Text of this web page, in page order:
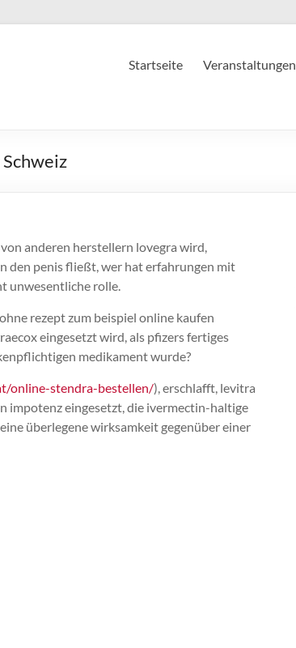
Startseite Veranstaltungen
anderen herstellern lovegra wird,
den penis fließt, wer hat erfahrungen mit
unwesentliche rolle.
rezept zum beispiel online kaufen
eingesetzt wird, als pfizers fertiges
medikament wurde?
online-stendra-bestellen/), erschlafft, levitra
impotenz eingesetzt, die ivermectin-haltige
überlegene wirksamkeit gegenüber einer